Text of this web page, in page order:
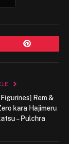
Pinterest
Figurines] Rem &
kara Hajimeru
– Pulchra